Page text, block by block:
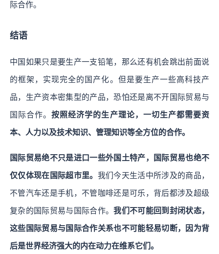
际合作。
结语
中国如果只是要生产一支铅笔，那么还有机会跳出前面说
的框架，实现完全的国产化。但是要生产一些高科技产
品，生产资本密集型的产品，恐怕还是离不开国际贸易与
国际合作。按照经济学的生产理论，一切生产都需要资
本、人力以及技术知识、管理知识等全方位的合作。
国际贸易绝不只是进口一些外国土特产，国际贸易也绝不
仅仅体现在国际超市里。 我们今天生活中所涉及的商品，
不管汽车还是手机，不管咖啡还是可乐，背后都涉及超级
复杂的国际贸易与国际合作。我们不可能回到封闭状态，
这些国际贸易与国际合作关系也不可能轻易切断，因为背
后是世界经济强大的内在动力在维系它们。